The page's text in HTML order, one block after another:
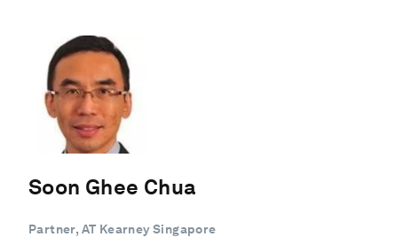
Soon Ghee Chua
Partner, AT Kearney Singapore